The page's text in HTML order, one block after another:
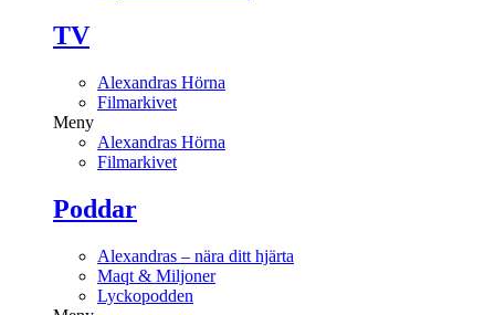
TV
Alexandras Hörna
Filmarkivet
Meny
Alexandras Hörna
Filmarkivet
Poddar
Alexandras – nära ditt hjärta
Maqt & Miljoner
Lyckopodden